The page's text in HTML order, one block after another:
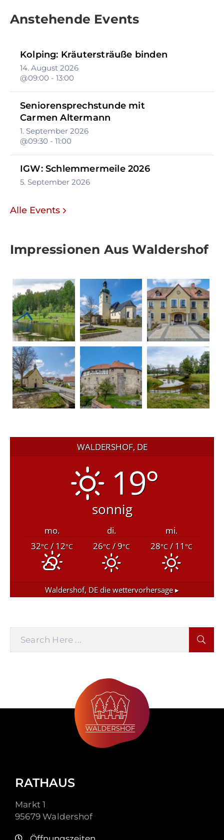
Anstehende Events
Kolping: Kräutersträuße binden
14. August 2026
@09:00 - 13:00
Seniorensprechstunde mit
Carmen Altermann
1. September 2026
@09:30 - 11:00
IGW: Schlemmermeile 2026
5. September 2026
Alle Events
Impressionen Aus Waldershof
WALDERSHOF, DE
19°
sonnig
mo. di.
mi.
32°C/ 12°C 26°C/ 9°C 28°C/ 11°C
Waldershof, DEdie wettervorhersage ▸
RATHAUS
Markt 1
95679 Waldershof